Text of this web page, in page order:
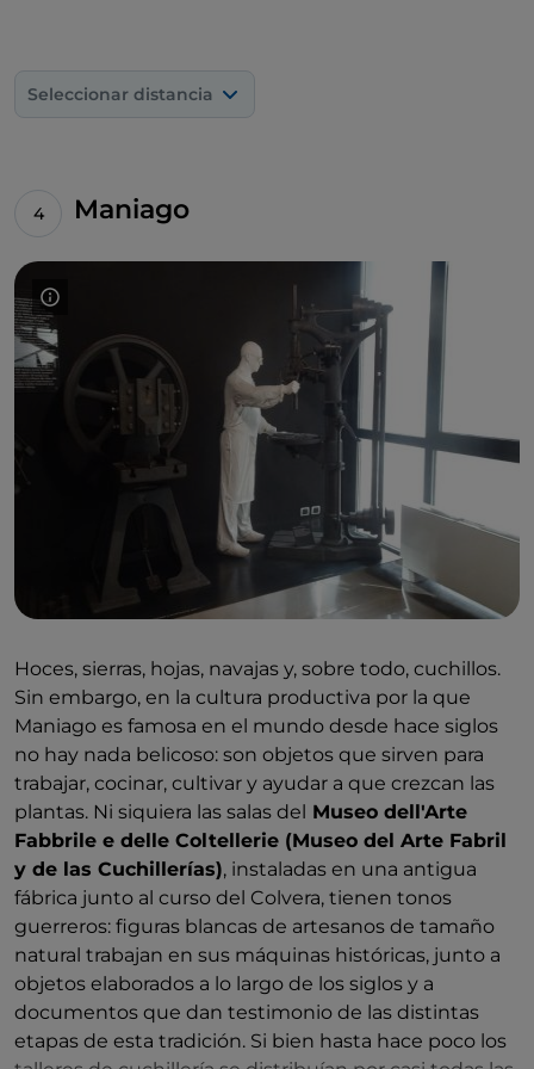
Seleccionar distancia
Maniago
Hoces, sierras, hojas, navajas y, sobre todo, cuchillos.
Sin embargo, en la cultura productiva por la que
Maniago es famosa en el mundo desde hace siglos
no hay nada belicoso: son objetos que sirven para
trabajar, cocinar, cultivar y ayudar a que crezcan las
plantas. Ni siquiera las salas del Museo dell'Arte
Fabbrile e delle Coltellerie (Museo del Arte Fabril
y de las Cuchillerías), instaladas en una antigua
fábrica junto al curso del Colvera, tienen tonos
guerreros: figuras blancas de artesanos de tamaño
natural trabajan en sus máquinas históricas, junto a
objetos elaborados a lo largo de los siglos y a
documentos que dan testimonio de las distintas
etapas de esta tradición. Si bien hasta hace poco los